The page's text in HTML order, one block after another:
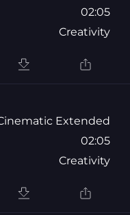
02:05
Creativity
Extended
02:05
Creativity